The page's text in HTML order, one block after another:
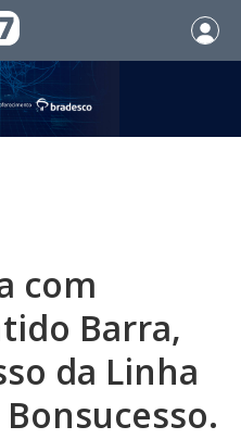
com
Barra,
da Linha